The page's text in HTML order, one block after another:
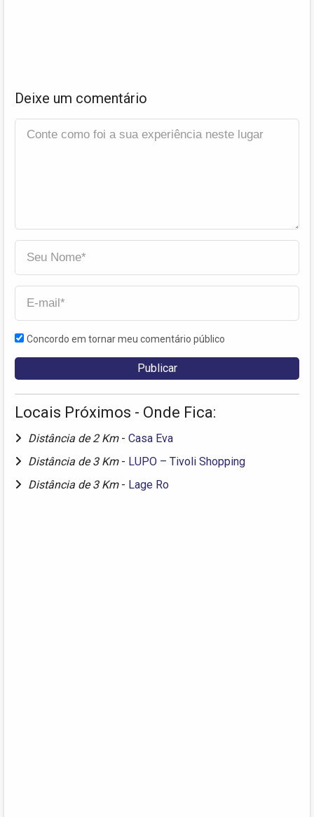
Deixe um comentário
Concordo em tornar meu comentário público
Locais Próximos - Onde Fica:
Distância de 2 Km - Casa Eva
Distância de 3 Km - LUPO – Tivoli Shopping
Distância de 3 Km - Lage Ro